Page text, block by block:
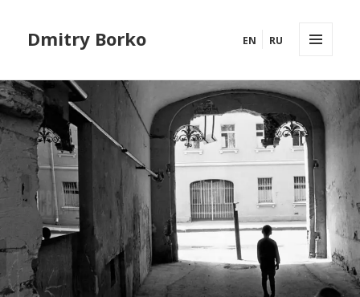
Dmitry Borko EN
RU
WIDGETS